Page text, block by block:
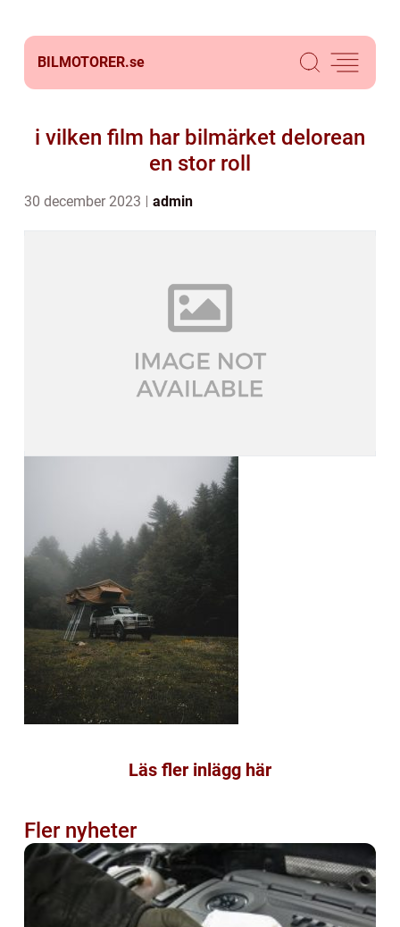
BILMOTORER.se
i vilken film har bilmärket delorean
en stor roll
30 december 2023 admin
Läs fler inlägg här
Fler nyheter